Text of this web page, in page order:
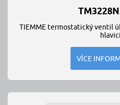
TIEMME termostatický ventil
hlavicí-
VÍCE